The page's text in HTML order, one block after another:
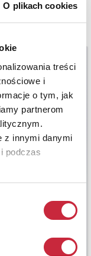
O plikach cookies
treści
i
o tym, jak
partnerom
z innymi danymi
podczas